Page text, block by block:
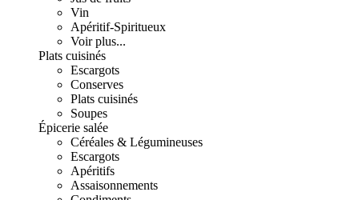
Vin
Apéritif-Spiritueux
Voir plus...
Plats cuisinés
Escargots
Conserves
Plats cuisinés
Soupes
Épicerie salée
Céréales & Légumineuses
Escargots
Apéritifs
Assaisonnements